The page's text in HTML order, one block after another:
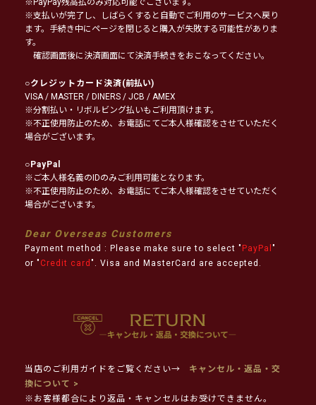
※支払いが完了し、しばらくすると自動でご利用のサービスへ戻り
ます。手続き中にページを閉じると購入が失敗する可能性がありま
す。
確認画面後に決済画面にて決済手続きをおこなってください。
○クレジットカード決済(前払い)
VISA / MASTER / DINERS / JCB / AMEX
※分割払い・リボルビング払いもご利用頂けます。
※不正使用防止のため、お電話にてご本人様確認をさせていただく
場合がございます。
○PayPal
※ご本人様名義のIDのみご利用可能となります。
※不正使用防止のため、お電話にてご本人様確認をさせていただく
場合がございます。
Dear Overseas Customers
Payment method : Please make sure to select " PayPal "
or " Credit card ". Visa and MasterCard are accepted.
当店のご利用ガイドをご覧ください→
キャンセル・返品・交
換について >
※お客様都合により返品・キャンセルはお受けできません。